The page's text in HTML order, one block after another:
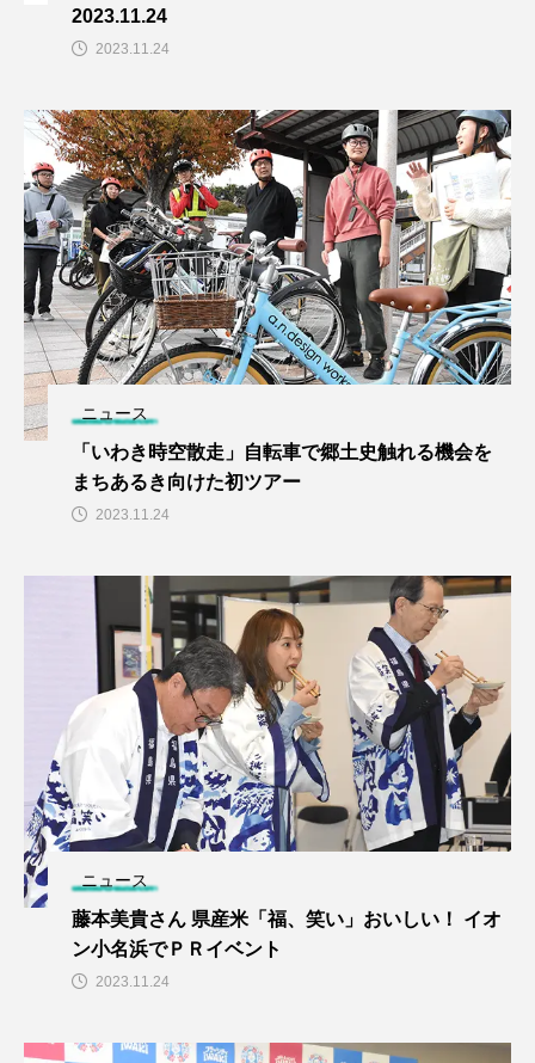
2023.11.24
2023.11.24
ニュース
「いわき時空散走」自転車で郷土史触れる機会を
まちあるき向けた初ツアー
2023.11.24
ニュース
藤本美貴さん 県産米「福、笑い」おいしい！ イオ
ン小名浜でＰＲイベント
2023.11.24